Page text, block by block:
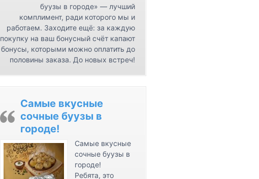
т
а
к
т
ы
буузы в городе» — лучший
комплимент, ради которого мы и
работаем. Заходите ещё: за каждую
покупку на ваш бонусный счёт капают
бонусы, которыми можно оплатить до
половины заказа. До новых встреч!
Самые вкусные
сочные буузы в
городе!
Самые вкусные
сочные буузы в
городе!
Ребята, это